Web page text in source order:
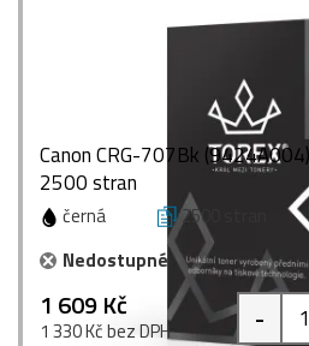
Canon CRG-707Bk
2500 stran
černá 2500 stran
Nedostupné
1 609 Kč
1 330 Kč bez DPH -